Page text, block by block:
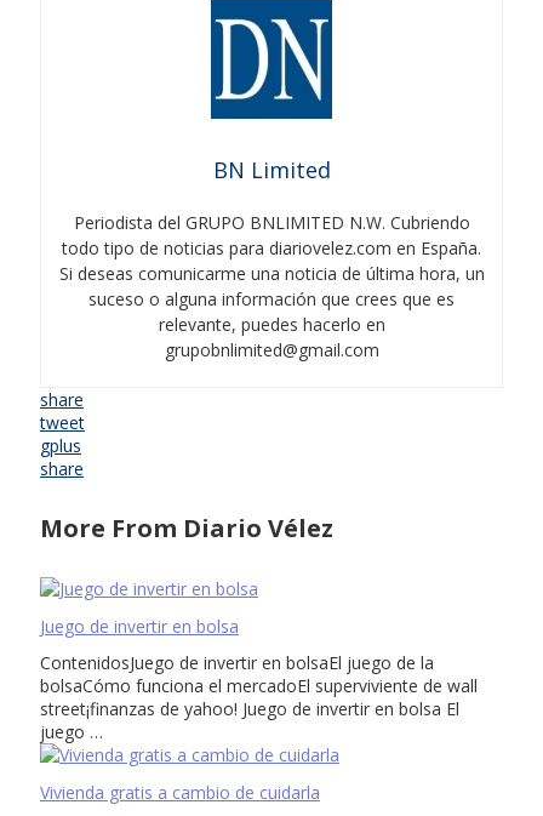
BN Limited
Periodista del GRUPO BNLIMITED N.W. Cubriendo
todo tipo de noticias para diariovelez.com en España.
Si deseas comunicarme una noticia de última hora, un
suceso o alguna información que crees que es
relevante, puedes hacerlo en
grupobnlimited@gmail.com
share
tweet
gplus
share
More From Diario Vélez
Juego de invertir en bolsa
ContenidosJuego de invertir en bolsaEl juego de la
bolsaCómo funciona el mercadoEl superviviente de wall
street¡finanzas de yahoo! Juego de invertir en bolsa El
juego …
Vivienda gratis a cambio de cuidarla